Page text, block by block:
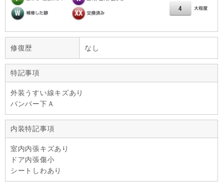
修復歴 なし
特記事項
外装うすい線キズあり
バンパー下Ａ
内装特記事項
室内内張キズあり
ドア内張傷小
シートしわあり